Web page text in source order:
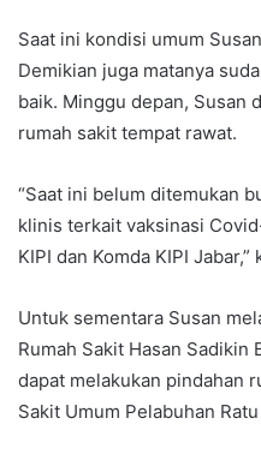
Saat ini kondisi umum
Demikian juga matanya
baik. Minggu depan, Susan
rumah sakit tempat rawat.
“Saat ini belum ditemukan
klinis terkait vaksinasi
KIPI dan Komda KIPI Jabar,”
Untuk sementara Susan
Rumah Sakit Hasan Sadikin
dapat melakukan pindahan
Sakit Umum Pelabuhan Ratu